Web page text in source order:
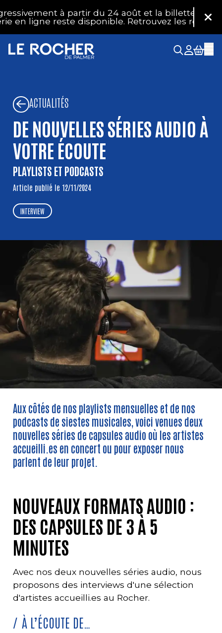
à partir du 24 août et la billetterie physique
reste disponible. Retrouvez les réponses à
ACTUALITÉS
DE NOUVELLES SÉRIES AUDIO À
VOTRE ÉCOUTE
PLAYLISTS ET PODCASTS
Article publié le 12/11/2024
INTERVIEW
Aux côtés de nos playlists mensuelles et de nos
podcasts de siestes musicales, voici venues deux
nouvelles séries de capsules audio où les artistes
accueilli.es en concert ou pour exposer nous
parlent de leur projet.
NOUVEAUX FORMATS AUDIO :
DES CAPSULES DE 3 À 5
MINUTES
Avec nos deux nouvelles séries audio, nous
proposons des interviews d'une sélection
d'artistes accueilli.es au Rocher.
À L’ÉCOUTE DE…